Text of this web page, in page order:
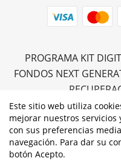
Este sitio web utiliza
mejorar nuestros
con sus preferencias
navegación. Para dar su
botón Acepto.
PROGRAMA KIT
FONDOS NEXT